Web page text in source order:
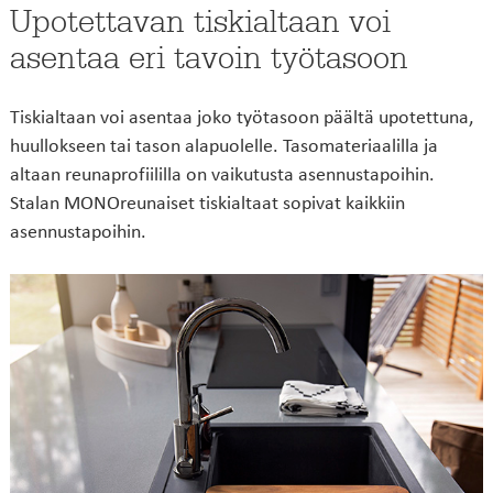
Upotettavan tiskialtaan voi
asentaa eri tavoin työtasoon
Tiskialtaan voi asentaa joko työtasoon päältä upotettuna,
huullokseen tai tason alapuolelle. Tasomateriaalilla ja
altaan reunaprofiililla on vaikutusta asennustapoihin.
Stalan MONOreunaiset tiskialtaat sopivat kaikkiin
asennustapoihin.